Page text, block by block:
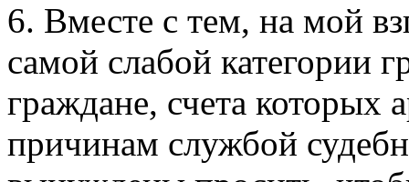
6. Вместе с тем, на мой
самой слабой категории
граждане, счета которых
причинам службой